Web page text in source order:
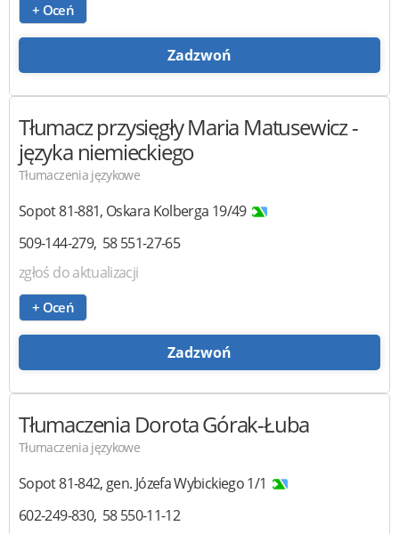
+ Oceń
Zadzwoń
Tłumacz przysięgły Maria Matusewicz-
języka niemieckiego
Tłumaczenia językowe
Sopot81-881, Oskara Kolberga 19/49
509-144-279 58 551-27-65
zgłoś do aktualizacji
+ Oceń
Zadzwoń
Tłumaczenia Dorota Górak-Łuba
Tłumaczenia językowe
Sopot81-842, gen. Józefa Wybickiego 1/1
602-249-830 58 550-11-12